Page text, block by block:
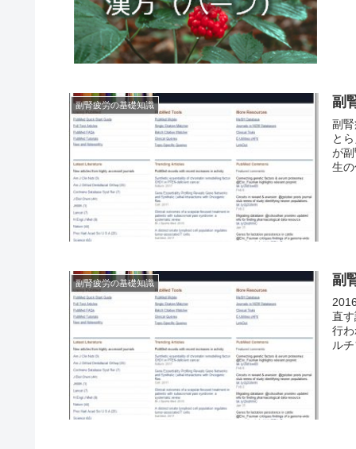
副腎疲労の基礎知識 副
副
と
が
生
副腎疲労の基礎知識 副
直
行
ル